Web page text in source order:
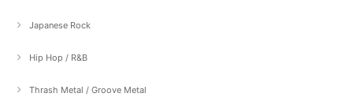
Japanese Rock
Hip Hop / R&B
Thrash Metal / Groove Metal